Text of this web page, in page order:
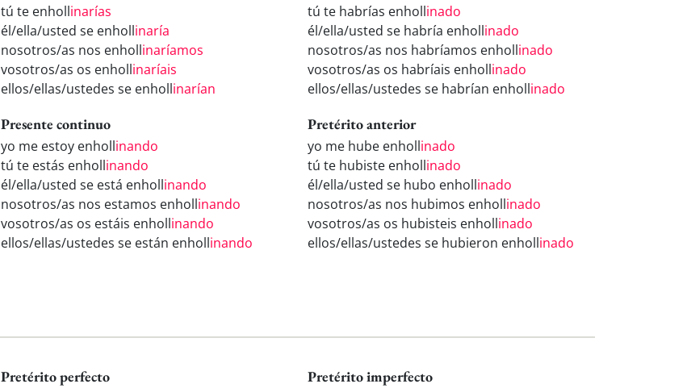
tú te enhollinarías
él/ella/usted se enhollinaría
nosotros/as nos enhollinaríamos
vosotros/as os enhollinaríais
ellos/ellas/ustedes se enhollinarían
tú te habrías enhollinado
él/ella/usted se habría enhollinado
nosotros/as nos habríamos enhollinado
vosotros/as os habríais enhollinado
ellos/ellas/ustedes se habrían enhollinado
Presente continuo
yo me estoy enhollinando
tú te estás enhollinando
él/ella/usted se está enhollinando
nosotros/as nos estamos enhollinando
vosotros/as os estáis enhollinando
ellos/ellas/ustedes se están enhollinando
Pretérito anterior
yo me hube enhollinado
tú te hubiste enhollinado
él/ella/usted se hubo enhollinado
nosotros/as nos hubimos enhollinado
vosotros/as os hubisteis enhollinado
ellos/ellas/ustedes se hubieron enhollinado
Pretérito perfecto Pretérito imperfecto